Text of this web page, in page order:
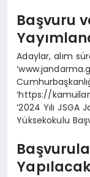
Başvuru
Adaylar, alım
‘https://
‘2024 Yılı
Yüksekokulu